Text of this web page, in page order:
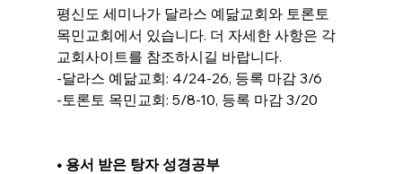
평신도 세미나가 달라스 예닮교회와 토론토
목민교회에서 있습니다. 더 자세한 사항은 각
교회사이트를 참조하시길 바랍니다.
-달라스 예닮교회: 4/24-26, 등록 마감 3/6
-토론토 목민교회: 5/8-10, 등록 마감 3/20
• 용서 받은 탕자 성경공부